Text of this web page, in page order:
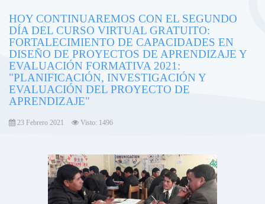
HOY CONTINUAREMOS CON EL SEGUNDO
DÍA DEL CURSO VIRTUAL GRATUITO:
FORTALECIMIENTO DE CAPACIDADES EN
DISEÑO DE PROYECTOS DE APRENDIZAJE Y
EVALUACIÓN FORMATIVA 2021:
"PLANIFICACIÓN, INVESTIGACIÓN Y
EVALUACIÓN DEL PROYECTO DE
APRENDIZAJE"
23 Febrero 2021 Visto: 1496